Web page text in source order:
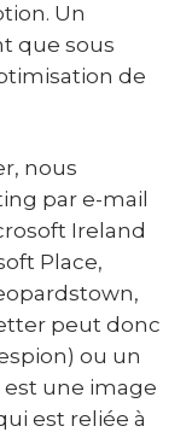
Un
que sous
de
nous
par e-mail
Ireland
Place,
peut donc
ou un
une image
est reliée à